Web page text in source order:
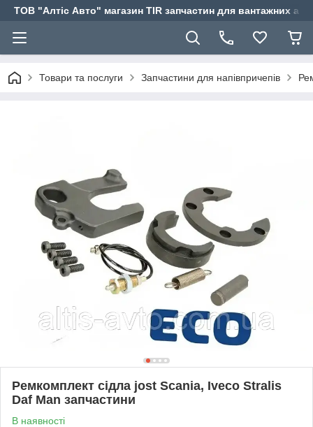
ТОВ "Алтіс Авто" магазин TIR запчастин для вантажних
Товари та послуги Запчастини для напівпричепів
Ремкомплект сідла jost Scania, Iveco Stralis
Daf Man запчастини
В наявності